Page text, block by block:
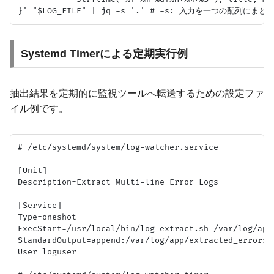
Systemd Timerによる定期実行例
抽出結果を定期的に監視ツールへ転送するための設定ファ
イル例です。
# /etc/systemd/system/log-watcher.service
[Unit]
Description=Extract Multi-line Error Logs
[Service]
Type=oneshot
ExecStart=/usr/local/bin/log-extract.sh /var/log/
StandardOutput=append:/var/log/app/
User=loguser